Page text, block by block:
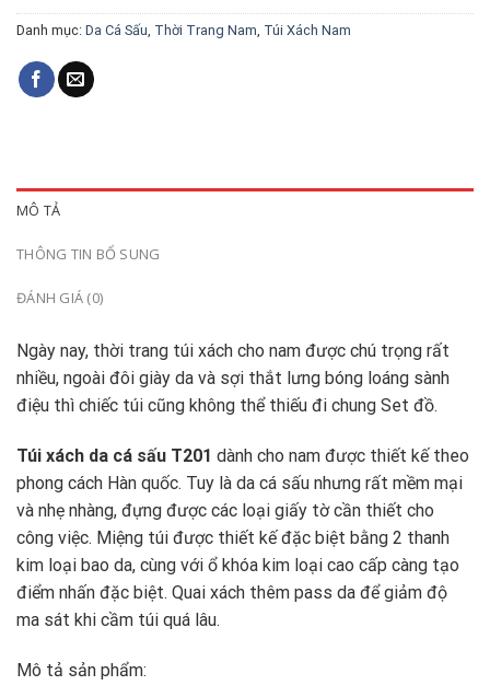
Danh mục: Da Cá Sấu, Thời Trang Nam, Túi Xách Nam
MÔ TẢ
THÔNG TIN BỔ SUNG
ĐÁNH GIÁ (0)
Ngày nay, thời trang túi xách cho nam được chú trọng rất
nhiều, ngoài đôi giày da và sợi thắt lưng bóng loáng sành
điệu thì chiếc túi cũng không thể thiếu đi chung Set đồ.
Túi xách da cá sấu T201 dành cho nam được thiết kế theo
phong cách Hàn quốc. Tuy là da cá sấu nhưng rất mềm mại
và nhẹ nhàng, đựng được các loại giấy tờ cần thiết cho
công việc. Miệng túi được thiết kế đặc biệt bằng 2 thanh
kim loại bao da, cùng với ổ khóa kim loại cao cấp càng tạo
điểm nhấn đặc biệt. Quai xách thêm pass da để giảm độ
ma sát khi cầm túi quá lâu.
Mô tả sản phẩm: